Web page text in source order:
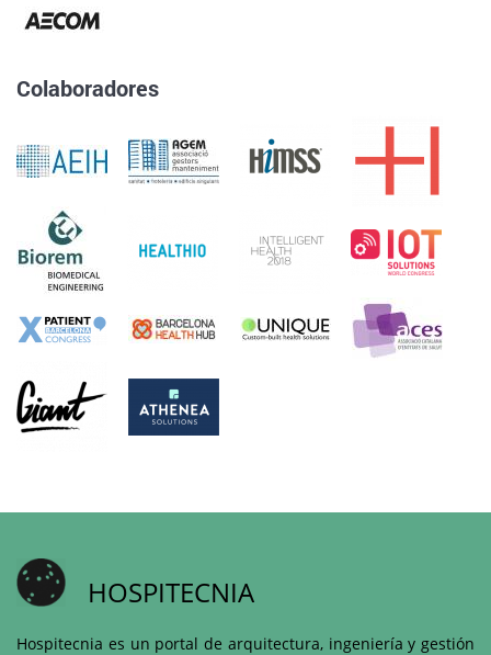
Colaboradores
HOSPITECNIA
Hospitecnia es un portal de arquitectura, ingeniería y gestión